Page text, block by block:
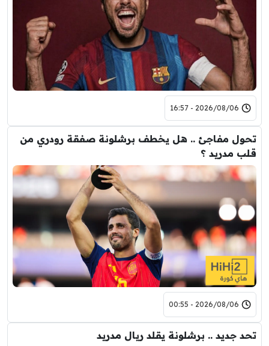
2026/08/06 - 16:57
تحول مفاجئ .. هل يخطف برشلونة صفقة رودري من
قلب مدريد ؟
2026/08/06 - 00:55
تحد جديد .. برشلونة يقلد ريال مدريد